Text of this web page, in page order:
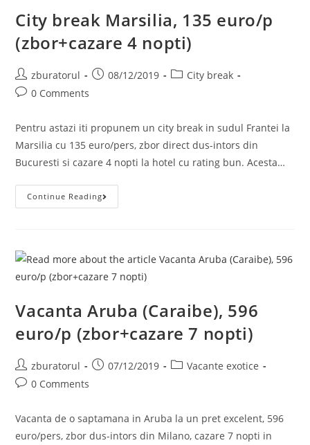
City break Marsilia, 135 euro/p
(zbor+cazare 4 nopti)
Post
author:
zburatorul
Post08/12/2019
PostCity break
Post0 Comments
Pentru astazi iti propunem un city break in sudul Frantei la
Marsilia cu 135 euro/pers, zbor direct dus-intors din
Bucuresti si cazare 4 nopti la hotel cu rating bun. Acesta…
Continue ReadingCity
Break
4
Nopti)
Vacanta Aruba (Caraibe), 596
euro/p (zbor+cazare 7 nopti)
Post
author:
zburatorul
Post07/12/2019
PostVacante exotice
Post0 Comments
Vacanta de o saptamana in Aruba la un pret excelent, 596
euro/pers, zbor dus-intors din Milano, cazare 7 nopti in